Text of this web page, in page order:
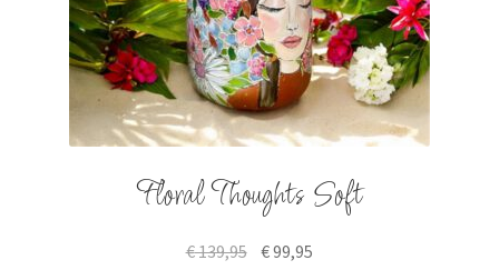
Floral Thoughts Soft
€139,95 Original
€99,95